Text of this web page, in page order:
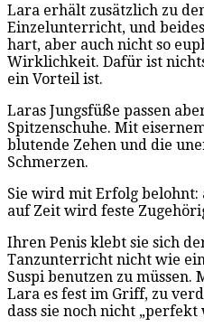
Lara erhält zusätzlich zu
Einzelunterricht, und
hart, aber auch nicht so
Wirklichkeit. Dafür ist
ein Vorteil ist.
Laras Jungsfüße passen
Spitzenschuhe. Mit
blutende Zehen und die
Schmerzen.
Sie wird mit Erfolg
auf Zeit wird feste
Ihren Penis klebt sie sich
Tanzunterricht nicht wie
Suspi benutzen zu
Lara es fest im Griff, zu
dass sie noch nicht „perfekt